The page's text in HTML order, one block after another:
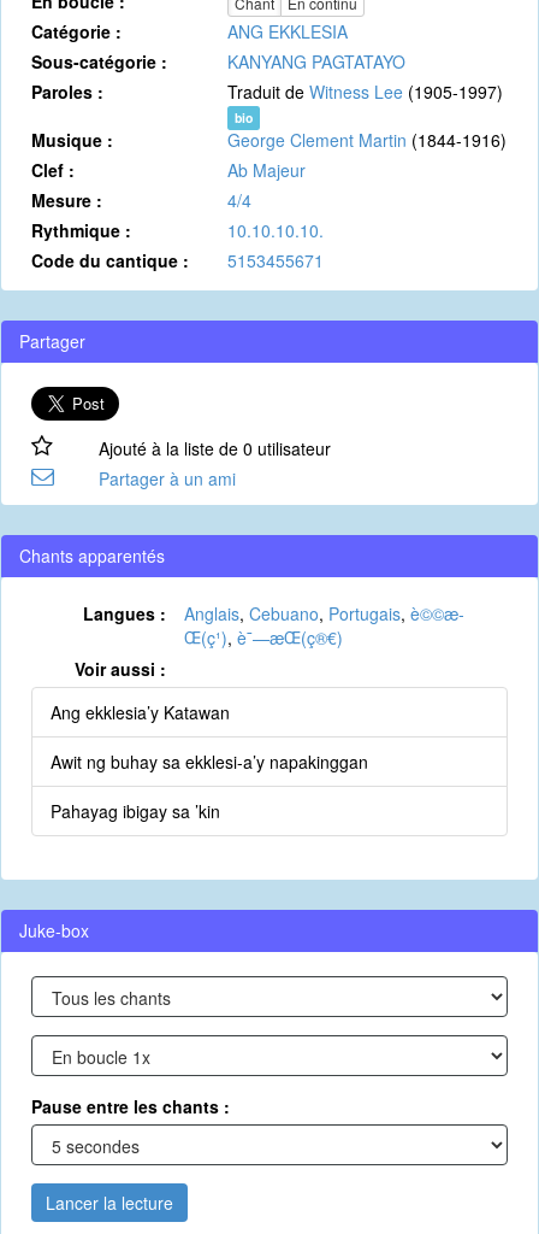
Catégorie :
ANG EKKLESIA
Sous-catégorie :
KANYANG PAGTATAYO
Paroles :
Traduit de Witness Lee (1905-1997)
bio
Musique : George Clement Martin (1844-1916)
Clef :
Ab Majeur
Mesure :
4/4
Rythmique :
10.10.10.10.
Code du cantique :
5153455671
Partager
Ajouté à la liste de 0 utilisateur
Partager à un ami
Chants apparentés
Langues : Anglais, Cebuano, Portugais, è©©æ­
Œ(ç¹), è¯—æ­Œ(ç®€)
Voir aussi :
Ang ekklesia’y Katawan
Awit ng buhay sa ekklesi-a’y napakinggan
Pahayag ibigay sa ’kin
Juke-box
Pause entre les chants :
Lancer la lecture